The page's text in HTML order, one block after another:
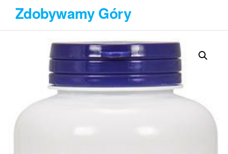
Przejdź
treści
Zdobywamy Góry